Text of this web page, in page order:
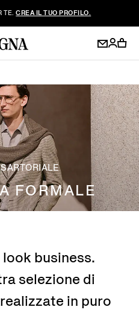
TE.CREA IL TUO PROFILO.
FORMALE
business.
selezione di
in puro